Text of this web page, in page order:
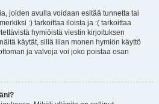
joiden avulla voidaan esitää tunnetta tai
:) tarkoittaa iloista ja :( tarkoittaa
hymiöistä viestin kirjoituksen
käytät, sillä liian monen hymiön käyttö
ja valvoja voi joko poistaa osan